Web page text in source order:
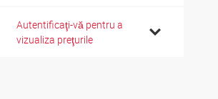
Autentificaţi-vă pentru a
vizualiza preţurile